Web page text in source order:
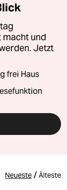
macht und
Jetzt
frei Haus
Neueste / Älteste